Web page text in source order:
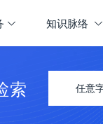
知识脉络
索 任意